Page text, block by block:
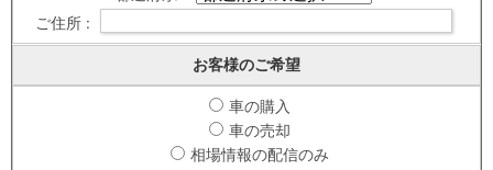
ご住所 :
お客様のご希望
車の購入
車の売却
相場情報の配信のみ